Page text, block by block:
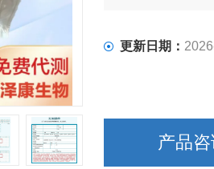
更新日期：
产品咨